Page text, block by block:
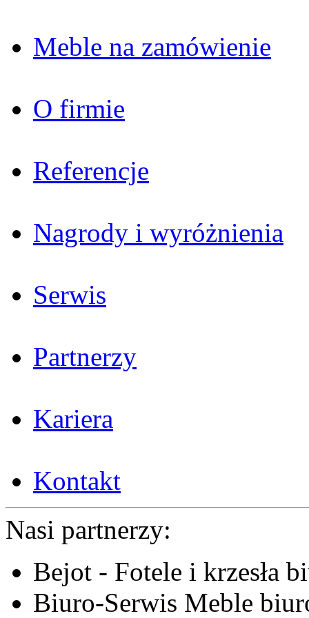
Meble na zamówienie
O firmie
Referencje
Nagrody i wyróżnienia
Serwis
Partnerzy
Kariera
Kontakt
Nasi partnerzy:
Bejot - Fotele i krzesła
Biuro-Serwis Meble